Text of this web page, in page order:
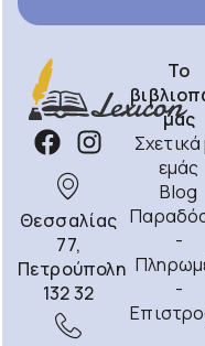
Θεσσαλίας
77,
Πετρούπολη
132 32
Το
μας
Σχετικά
εμάς
Blog
-
-